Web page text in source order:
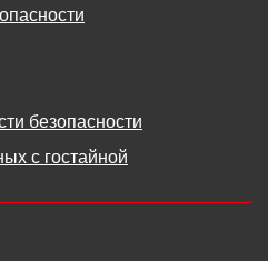
безопасности
с гостайной